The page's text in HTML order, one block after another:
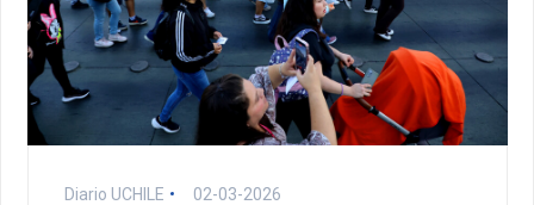
Diario UCHILE 02-03-2026